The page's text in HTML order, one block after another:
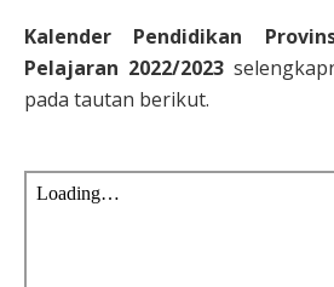
Kalender Pendidikan
Pelajaran 2022/2023
pada tautan berikut.